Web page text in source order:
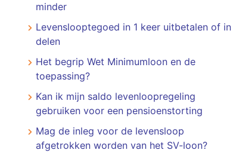
minder
Levenslooptegoed in 1 keer uitbetalen of in
delen
Het begrip Wet Minimumloon en de
toepassing?
Kan ik mijn saldo levenloopregeling
gebruiken voor een pensioenstorting
Mag de inleg voor de levensloop
afgetrokken worden van het SV-loon?